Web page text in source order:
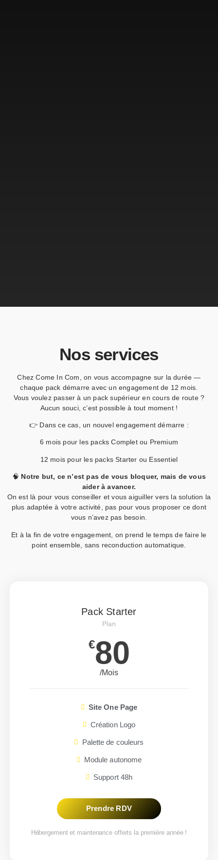
Nos services
Chez Come In Com, on vous accompagne sur la durée —
chaque pack démarre avec un engagement de 12 mois.
Vous voulez passer à un pack supérieur en cours de route ?
Aucun souci, c’est possible à tout moment !
👉 Dans ce cas, un nouvel engagement démarre :
6 mois pour les packs Complet ou Premium
12 mois pour les packs Starter ou Essentiel
🧠 Notre but, ce n’est pas de vous bloquer, mais de vous
aider à avancer.
On est là pour vous conseiller et vous aiguiller vers la solution la
plus adaptée à votre activité, pas pour vous proposer ce dont
vous n’avez pas besoin.
Et à la fin de votre engagement, on prend le temps de faire le
point ensemble, sans reconduction automatique.
Pack Starter
Plan
€80
/Mois
Site One Page
Création Logo
Palette de couleurs
Module autonome
Support 48h
Prendre RDV
Hébergement et maintenance offerts la première année !